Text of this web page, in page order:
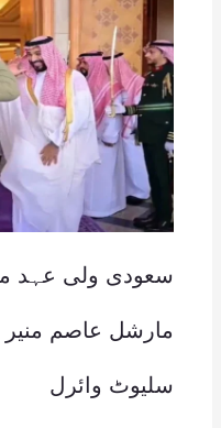
سعودی ولی عہد
مارشل عاصم منیر
سلیوٹ وائرل